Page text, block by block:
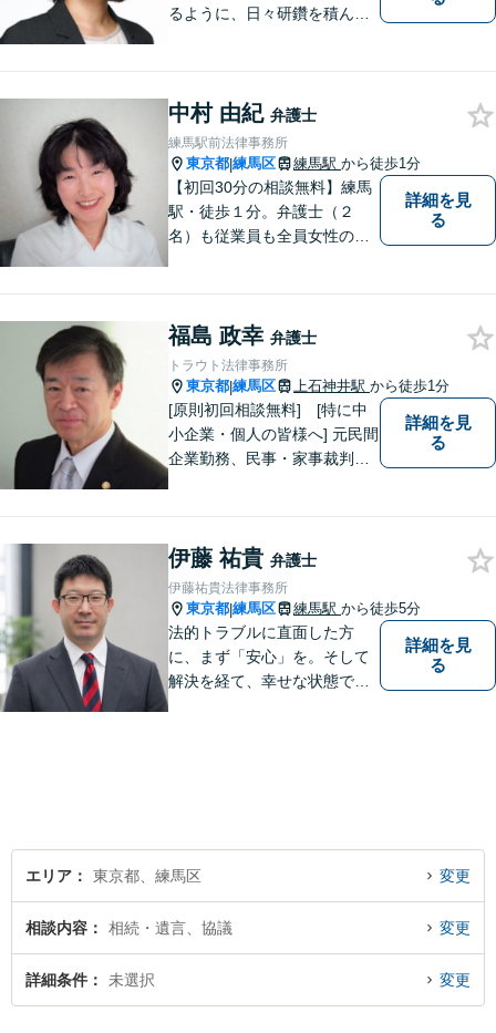
るように、日々研鑽を積んで
相談を多く受けております。
皆様が明るい未来を進めるよ
うに、法律の面から力になり
ます。
中村 由紀 弁護士
練馬駅前法律事務所
東京都|練馬区 練馬駅 から徒歩1分
【初回30分の相談無料】練馬
駅・徒歩１分。弁護士（２
名）も従業員も全員女性のア
易裁判所の非常勤裁判官（民
事調停官）の経験あり。
詳細を見
る
福島 政幸 弁護士
トラウト法律事務所
東京都|練馬区 上石神井駅 から徒歩1分
[原則初回相談無料] [特に中
小企業・個人の皆様へ] 元民間
企業勤務、民事・家事裁判官
として、オールラウンドに対
応します。
詳細を見
る
伊藤 祐貴 弁護士
伊藤祐貴法律事務所
東京都|練馬区 練馬駅 から徒歩5分
法的トラブルに直面した方
に、まず「安心」を。そして
解決を経て、幸せな状態で当
詳細を見
る
エリア 東京都、練馬区 変更
相談内容 相続・遺言、協議 変更
詳細条件 未選択 変更